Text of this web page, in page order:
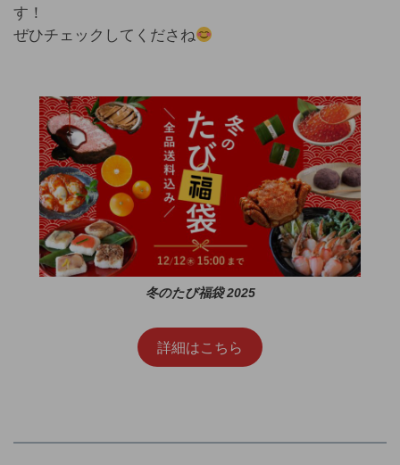
す！
ぜひチェックしてくださね
冬のたび福袋 2025
詳細はこちら